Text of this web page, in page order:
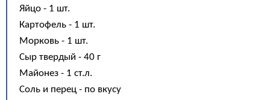
Яйцо - 1 шт.
Картофель - 1 шт.
Морковь - 1 шт.
Сыр твердый - 40 г
Майонез - 1 ст.л.
Соль и перец - по вкусу